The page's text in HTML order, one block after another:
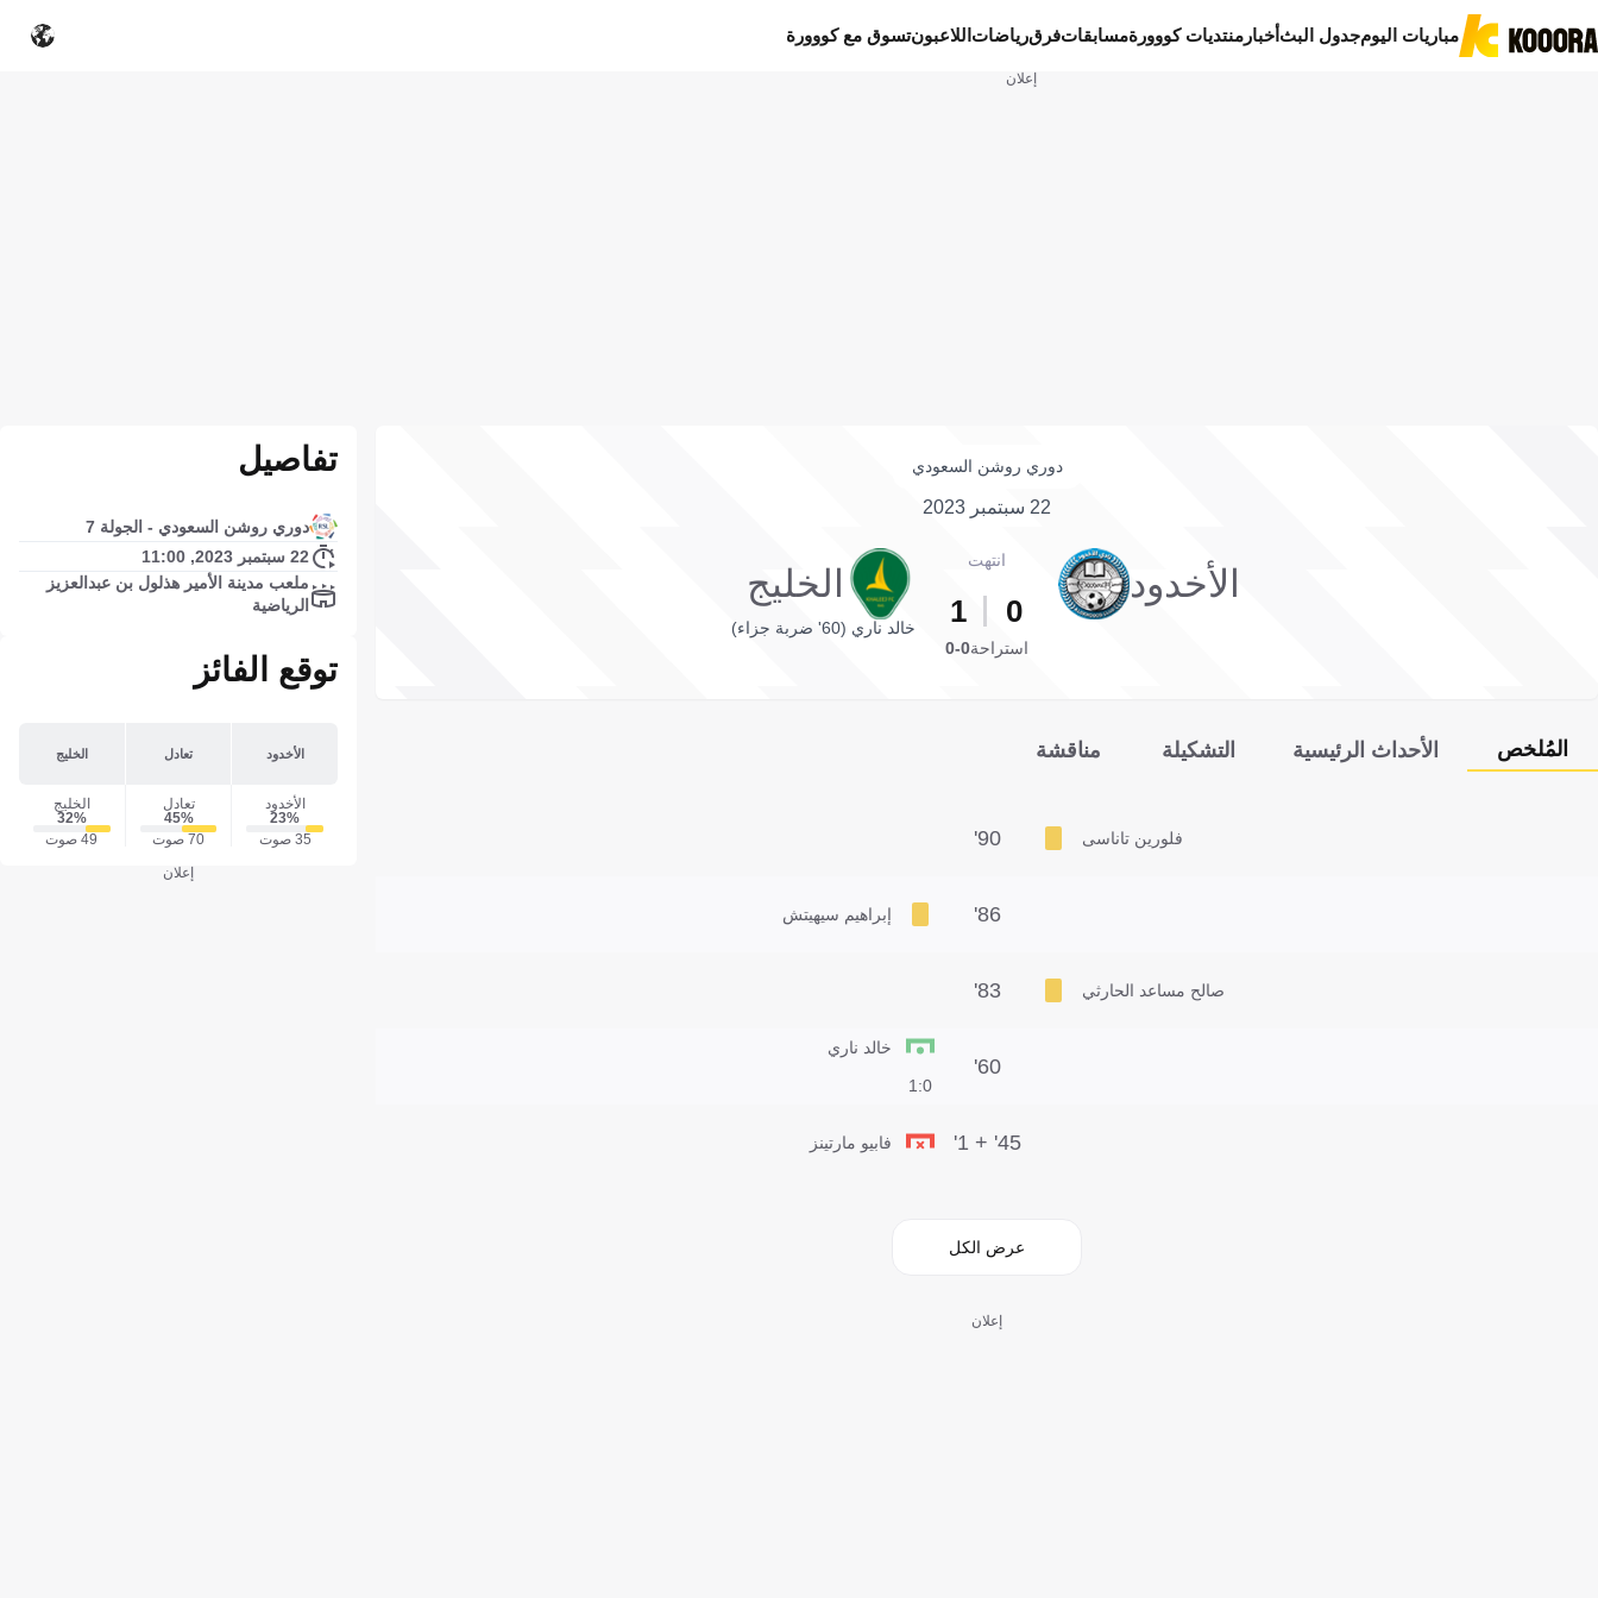
مباريات اليومجدول البثأخبار منتديات كووورةمسابقاتفرقرياضات اللاعبونتسوق مع كووورة
إعلان
دوري روشن السعودي
22 سبتمبر 2023
الأخدود
انتهت
0
1
الخليج
خالد ناري (60' ضربة جزاء)
استراحة0-0
المُلخص الأحداث الرئيسية التشكيلة مناقشة
فلورين تاناسى 90'
إبراهيم سيهيتش 86'
صالح مساعد الحارثي 83'
0:1
خالد ناري
60'
فابيو مارتينز 45' + 1'
عرض الكل
إعلان
تفاصيل
دوري روشن السعودي - الجولة 7
22 سبتمبر 2023, 11:00
ملعب مدينة الأمير هذلول بن عبدالعزيز
الرياضية
توقع الفائز
الأخدود تعادل الخليج
الأخدود
23‎%‎
35 صوت
تعادل
45‎%‎
70 صوت
الخليج
32‎%‎
49 صوت
إعلان